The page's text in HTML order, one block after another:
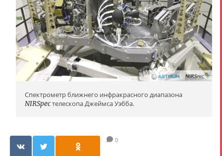
Спектрометр ближнего инфракрасного диапазона
NIRSpecтелескопа Джеймса Уэбба.
0